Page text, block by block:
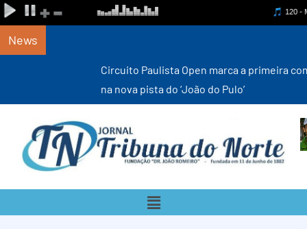
News
Circuito Paulista Open marca a primeira competição estadual
na nova pista do ‘João do Pulo’